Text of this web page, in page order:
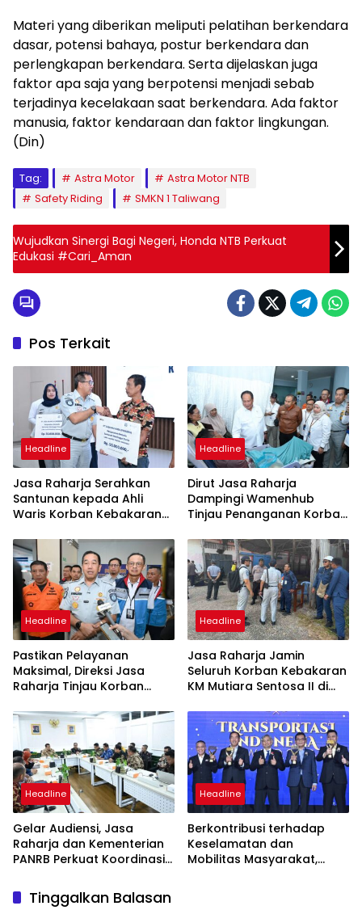
Materi yang diberikan meliputi pelatihan berkendara
dasar, potensi bahaya, postur berkendara dan
perlengkapan berkendara. Serta dijelaskan juga
faktor apa saja yang berpotensi menjadi sebab
terjadinya kecelakaan saat berkendara. Ada faktor
manusia, faktor kendaraan dan faktor lingkungan.
(Din)
Tag: Astra Motor
Astra Motor NTB
Safety Riding
SMKN 1 Taliwang
Wujudkan Sinergi Bagi Negeri, Honda NTB Perkuat
Edukasi #Cari_Aman
Pos Terkait
Headline
Jasa Raharja Serahkan
Santunan kepada Ahli
Waris Korban Kebakaran
Headline
Dirut Jasa Raharja
Dampingi Wamenhub
Tinjau Penanganan Korban
PHC Surabaya
Headline
Pastikan Pelayanan
Maksimal, Direksi Jasa
Raharja Tinjau Korban
Sentosa II
Headline
Jasa Raharja Jamin
Seluruh Korban Kebakaran
KM Mutiara Sentosa II di
Headline
Gelar Audiensi, Jasa
Raharja dan Kementerian
PANRB Perkuat Koordinasi
dan SWDKLLJ
Headline
Berkontribusi terhadap
Keselamatan dan
Mobilitas Masyarakat,
Tinggalkan Balasan